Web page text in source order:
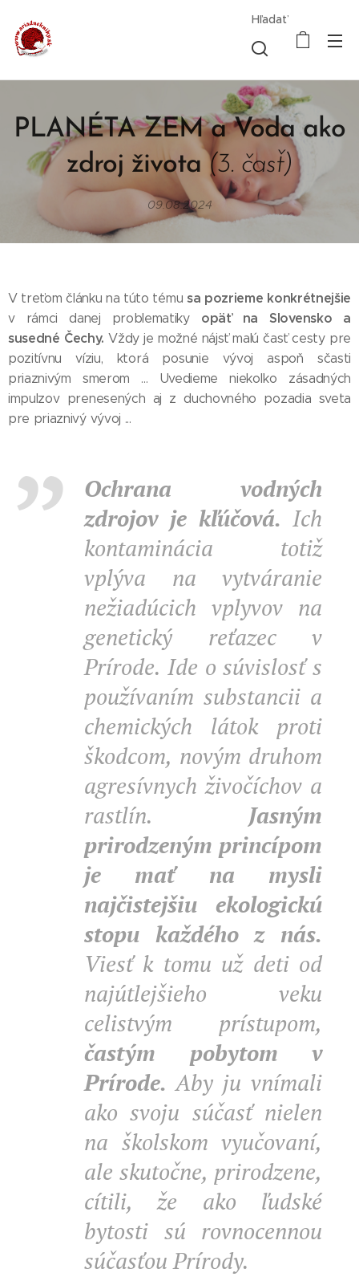
Hľadať
PLANÉTA ZEM a Voda ako
zdroj života (3. časť)
09.08.2024
V treťom článku na túto tému sa pozrieme konkrétnejšie
v rámci danej problematiky opäť na Slovensko a
susedné Čechy. Vždy je možné nájsť malú časť cesty pre
pozitívnu víziu, ktorá posunie vývoj aspoň sčasti
priaznivým smerom ... Uvedieme niekoľko zásadných
impulzov prenesených aj z duchovného pozadia sveta
pre priaznivý vývoj ...
Ochrana vodných
zdrojov je kľúčová. Ich
kontaminácia totiž
vplýva na vytváranie
nežiadúcich vplyvov na
genetický reťazec v
Prírode. Ide o súvislosť s
používaním substancii a
chemických látok proti
škodcom, novým druhom
agresívnych živočíchov a
rastlín. Jasným
prirodzeným princípom
je mať na mysli
najčistejšiu ekologickú
stopu každého z nás.
Viesť k tomu už deti od
najútlejšieho veku
celistvým prístupom,
častým pobytom v
Prírode. Aby ju vnímali
ako svoju súčasť nielen
na školskom vyučovaní,
ale skutočne, prirodzene,
cítili, že ako ľudské
bytosti sú rovnocennou
súčasťou Prírody.